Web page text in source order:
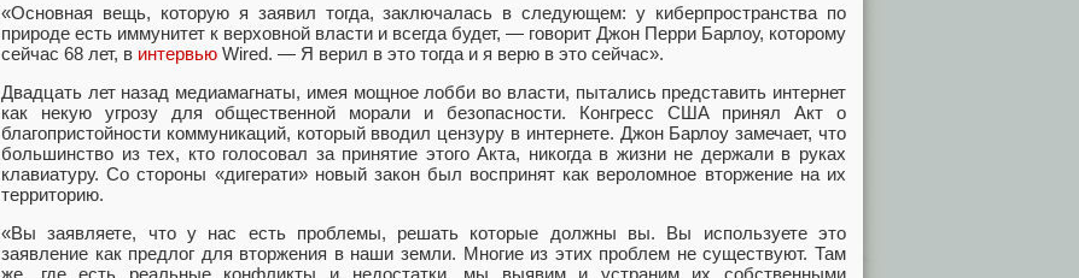
«Основная вещь, которую я заявил тогда, заключалась в следующем: у киберпространства по
природе есть иммунитет к верховной власти и всегда будет, — говорит Джон Перри Барлоу, которому
сейчас 68 лет, в интервью Wired. — Я верил в это тогда и я верю в это сейчас».
Двадцать лет назад медиамагнаты, имея мощное лобби во власти, пытались представить интернет
как некую угрозу для общественной морали и безопасности. Конгресс США принял Акт о
благопристойности коммуникаций, который вводил цензуру в интернете. Джон Барлоу замечает, что
большинство из тех, кто голосовал за принятие этого Акта, никогда в жизни не держали в руках
клавиатуру. Со стороны «дигерати» новый закон был воспринят как вероломное вторжение на их
территорию.
«Вы заявляете, что у нас есть проблемы, решать которые должны вы. Вы используете это
заявление как предлог для вторжения в наши земли. Многие из этих проблем не существуют. Там
же, где есть реальные конфликты и недостатки, мы выявим и устраним их собственными